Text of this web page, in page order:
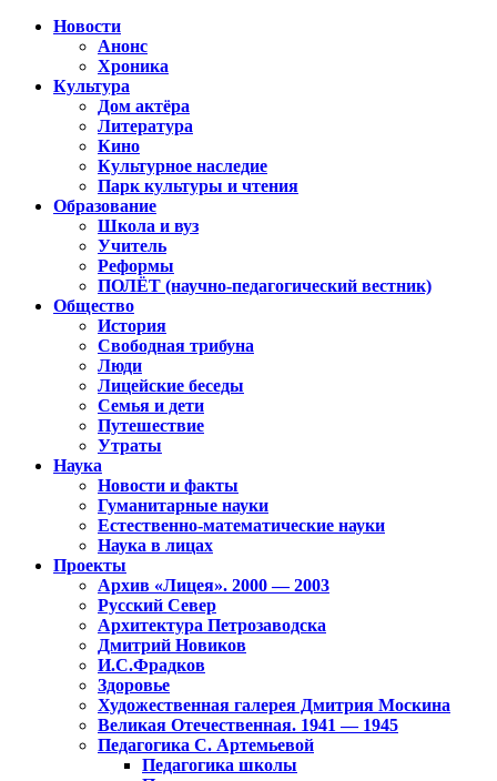
Новости
Анонс
Хроника
Культура
Дом актёра
Литература
Кино
Культурное наследие
Парк культуры и чтения
Образование
Школа и вуз
Учитель
Реформы
ПОЛЁТ (научно-педагогический вестник)
Общество
История
Свободная трибуна
Люди
Лицейские беседы
Семья и дети
Путешествие
Утраты
Наука
Новости и факты
Гуманитарные науки
Естественно-математические науки
Наука в лицах
Проекты
Архив «Лицея». 2000 — 2003
Русский Север
Архитектура Петрозаводска
Дмитрий Новиков
И.С.Фрадков
Здоровье
Художественная галерея Дмитрия Москина
Великая Отечественная. 1941 — 1945
Педагогика С. Артемьевой
Педагогика школы